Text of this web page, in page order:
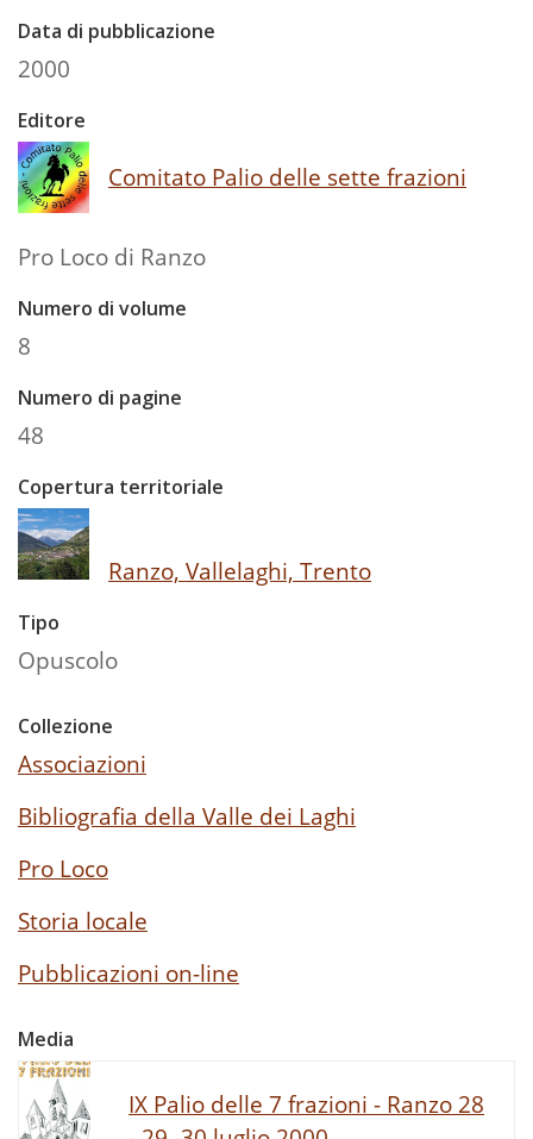
Data di pubblicazione
2000
Editore
Comitato Palio delle sette frazioni
Pro Loco di Ranzo
Numero di volume
8
Numero di pagine
48
Copertura territoriale
Ranzo, Vallelaghi, Trento
Tipo
Opuscolo
Collezione
Associazioni
Bibliografia della Valle dei Laghi
Pro Loco
Storia locale
Pubblicazioni on-line
Media
IX Palio delle 7 frazioni - Ranzo 28